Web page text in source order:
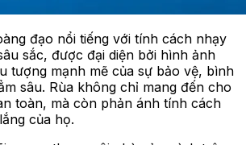
đạo nổi tiếng với tính cách nhạy
sắc, được đại diện bởi hình ảnh
tượng mạnh mẽ của sự bảo vệ, bình
sâu. Rùa không chỉ mang đến cho
toàn, mà còn phản ánh tính cách
của họ.